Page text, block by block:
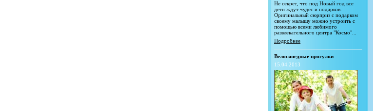
Не секрет, что под Новый год все
дети ждут чудес и подарков.
Оригинальный сюрприз с подарком
своему малышу можно устроить с
помощью всеми любимого
развлекательного центра "Космо"...
Подробнее
Велосипедные прогулки
15.04.2013